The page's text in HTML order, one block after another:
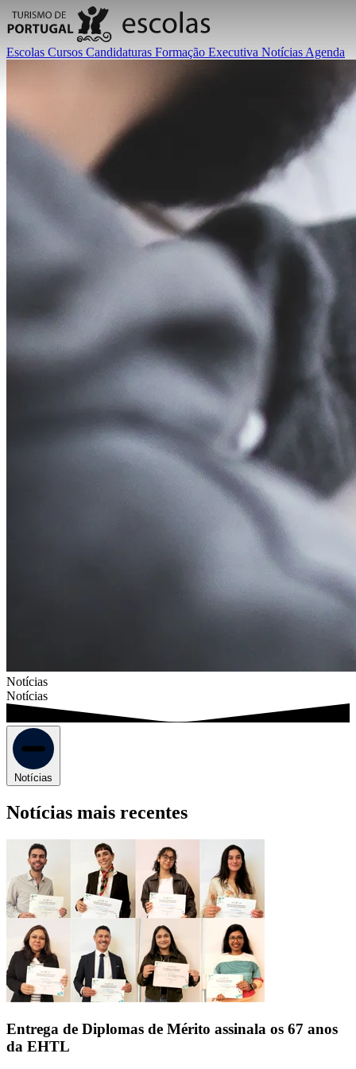
Escolas Cursos Candidaturas Formação Executiva Notícias Agenda
Notícias
Notícias
Notícias
Notícias mais recentes
Entrega de Diplomas de Mérito assinala os 67 anos
da EHTL